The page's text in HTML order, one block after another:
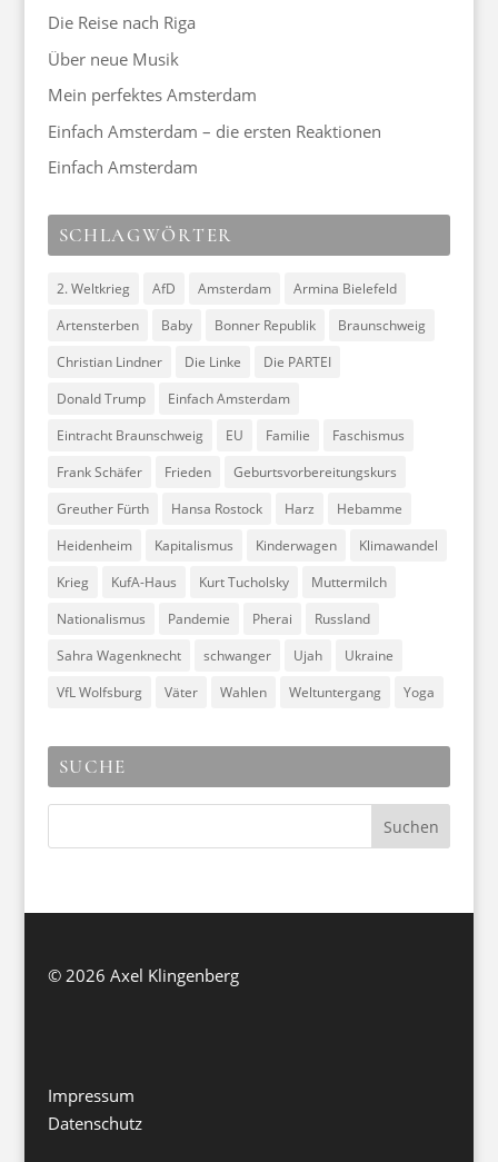
Die Reise nach Riga
Über neue Musik
Mein perfektes Amsterdam
Einfach Amsterdam – die ersten Reaktionen
Einfach Amsterdam
SCHLAGWÖRTER
2. Weltkrieg AfD Amsterdam
Armina Bielefeld
Artensterben
Baby Bonner Republik
Braunschweig
Christian Lindner
Die Linke
Die PARTEI
Donald Trump
Einfach Amsterdam
Eintracht Braunschweig
EU Familie
Faschismus
Frank Schäfer
Frieden
Geburtsvorbereitungskurs
Greuther Fürth
Hansa Rostock Harz
Hebamme
Heidenheim
Kapitalismus Kinderwagen
Klimawandel
Krieg
KufA-Haus Kurt Tucholsky
Muttermilch
Nationalismus
Pandemie Pherai
Russland
Sahra Wagenknecht
schwanger Ujah
Ukraine
VfL Wolfsburg
Väter Wahlen Weltuntergang Yoga
SUCHE
© 2026 Axel Klingenberg
Impressum
Datenschutz